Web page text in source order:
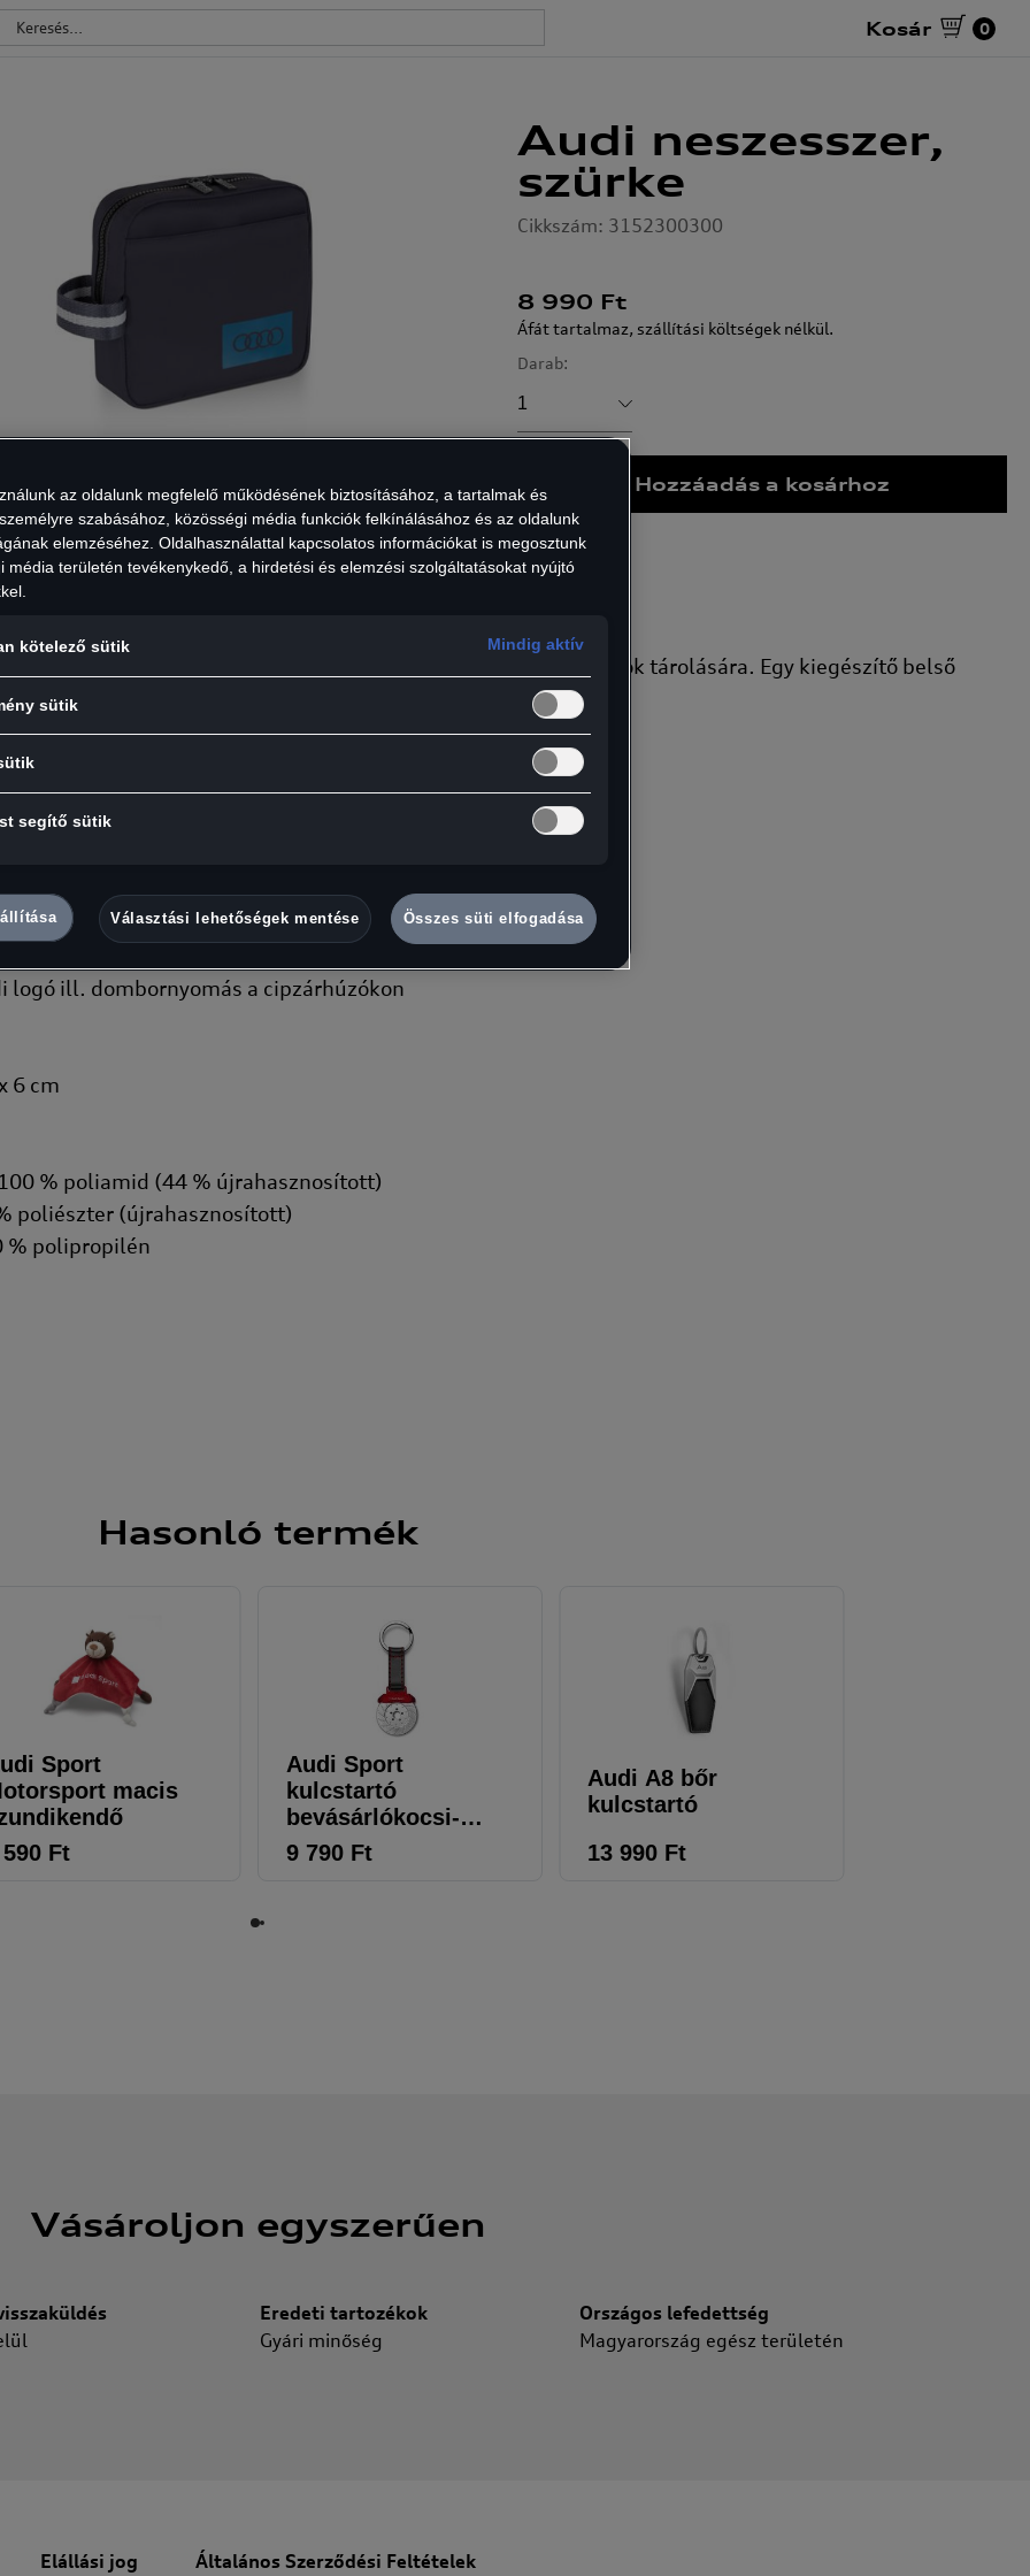
Kosár 0
Audi neszesszer,
szürke
Cikkszám: 3152300300
8 990 Ft
Áfát tartalmaz, szállítási költségek nélkül.
Darab:
2
3
4
5
6
7
9
10
Hozzáadás a kosárhoz
használható Audi neszesszer kozmetikai vagy elektronikai dolgok tárolására. Egy kiegészítő belső
kínál dolgainak.
használható kozmetikai táska
petrolkék bélés
logó ill. dombornyomás a cipzárhúzókon
6 cm
% poliamid (44 % újrahasznosított)
poliészter (újrahasznosított)
% polipropilén
Hasonló termék
Sport
macis
Ft
Audi Sport
kulcstartó
bevásárlókocsi-
érmével
9 790Ft
Audi A8 bőr
kulcstartó
13 990 Ft
Vásároljon egyszerűen
Eredeti tartozékok
Gyári minőség
Országos lefedettség
Magyarország egész területén
Elállási jog Általános Szerződési Feltételek
az oldalunk megfelelő működésének biztosításához, a tartalmak és
szabásához, közösségi média funkciók felkínálásához és az oldalunk
elemzéséhez. Oldalhasználattal kapcsolatos információkat is megosztunk
média területén tevékenykedő, a hirdetési és elemzési szolgáltatásokat nyújtó
kötelező sütik Mindig aktív
sütik
segítő sütik
Választási lehetőségek mentése Összes süti elfogadása